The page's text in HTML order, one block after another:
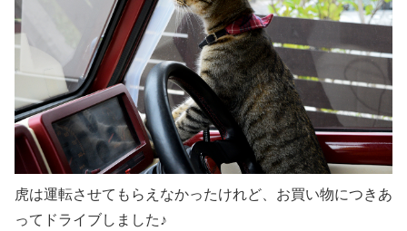
虎は運転させてもらえなかったけれど、お買い物につきあ
ってドライブしました♪